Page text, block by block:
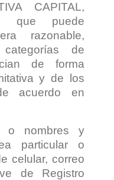
CAPITAL,
que puede
razonable,
categorías de
de forma
y de los
acuerdo en
o nombres y
particular o
celular, correo
de Registro